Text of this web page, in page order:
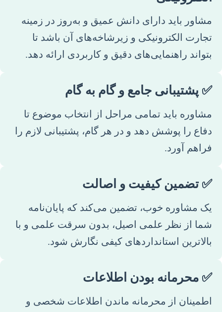
مشاور باید دارای دانش عمیق و به‌روز در زمینه
تجارت الکترونیکی و زیرشاخه‌های آن باشد تا
بتواند راهنمایی‌های دقیق و کاربردی ارائه دهد.
✅ پشتیبانی جامع و گام به گام
مشاوره باید تمامی مراحل از انتخاب موضوع تا
دفاع را پوشش دهد و در هر گام، پشتیبانی لازم را
فراهم آورد.
✅ تضمین کیفیت و اصالت
یک مشاوره خوب، تضمین می‌کند که پایان‌نامه
شما از نظر علمی اصیل، بدون سرقت علمی و با
بالاترین استانداردهای کیفی نگارش شود.
✅ محرمانه بودن اطلاعات
اطمینان از محرمانه ماندن اطلاعات شخصی و